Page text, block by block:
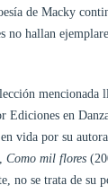
de Macky
no hallan
mencionada
Ediciones en
vida por su
Como mil flores
no se trata de su